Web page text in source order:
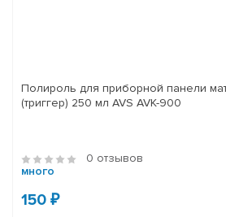
Полироль для приборной панели
(триггер) 250 мл AVS AVK-900
0 отзывов
много
150 ₽